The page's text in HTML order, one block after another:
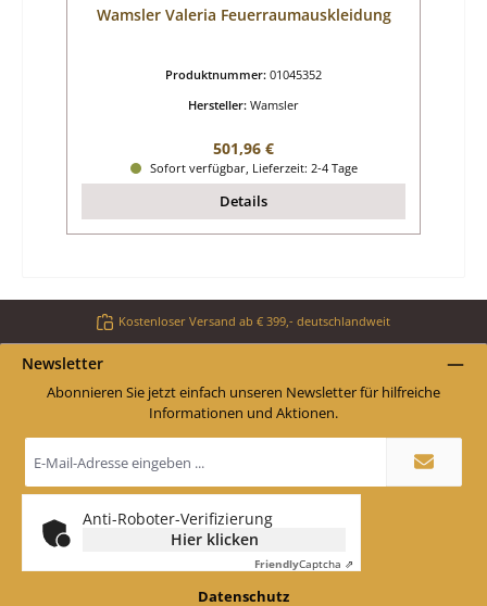
Wamsler Valeria Feuerraumauskleidung
Produktnummer: 01045352
Hersteller: Wamsler
Regulärer Preis:
501,96 €
Sofort verfügbar, Lieferzeit: 2-4 Tage
Details
Kostenloser Versand ab € 399,- deutschlandweit
Newsletter
Abonnieren Sie jetzt einfach unseren Newsletter für hilfreiche
Informationen und Aktionen.
Mail-
Adresse
*
Anti-Roboter-Verifizierung
Hier klicken
FriendlyCaptcha ⇗
Datenschutz